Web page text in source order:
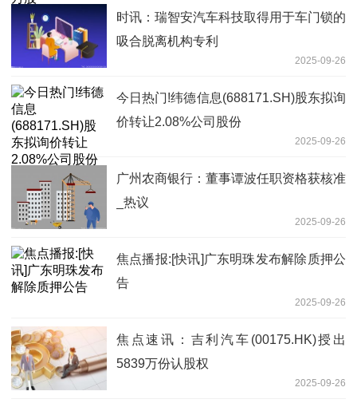
时讯：瑞智安汽车科技取得用于车门锁的
吸合脱离机构专利
2025-09-26
今日热门!纬德信息(688171.SH)股东拟询
价转让2.08%公司股份
2025-09-26
广州农商银行：董事谭波任职资格获核准
_热议
2025-09-26
焦点播报:[快讯]广东明珠发布解除质押公
告
2025-09-26
焦点速讯：吉利汽车(00175.HK)授出
5839万份认股权
2025-09-26